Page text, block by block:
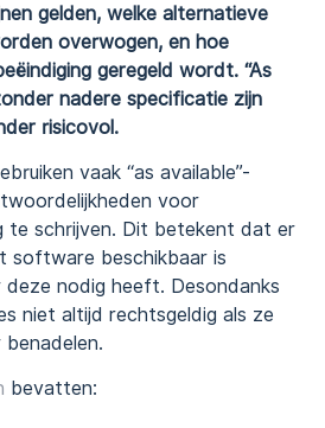
gelden, welke alternatieve
overwogen, en hoe
geregeld wordt. “As
nadere specificatie zijn
risicovol.
vaak “as available”-
voor
te schrijven. Dit betekent dat er
software beschikbaar is
nodig heeft. Desondanks
niet altijd rechtsgeldig als ze
bevatten: